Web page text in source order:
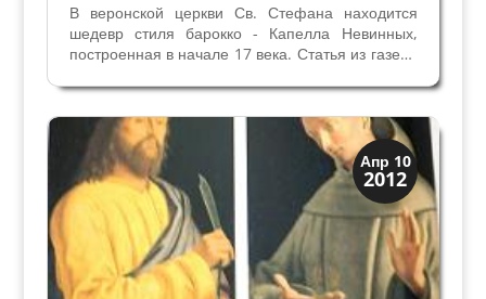
В веронской церкви Св. Стефана находится
шедевр стиля барокко - Капелла Невинных,
построенная в начале 17 века. Статья из газеты
13/10/2008 Реставрация, законченная в 2007
году, вернула первоначальную красоту
Капелле...
Апр 10
2012
Искусство
Художники